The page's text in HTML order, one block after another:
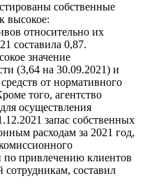
собственные
высокое:
относительно их
составила 0,87.
значение
(3,64 на 30.09.2021) и
от нормативного
того, агентство
осуществления
запас собственных
расходам за 2021 год,
по привлечению клиентов
составил